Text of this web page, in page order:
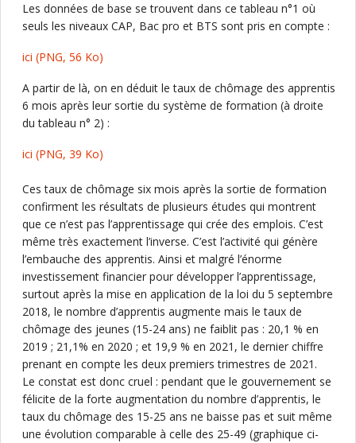
Les données de base se trouvent dans ce tableau n°1 où
seuls les niveaux CAP, Bac pro et BTS sont pris en compte :
ici (PNG, 56 Ko)
A partir de là, on en déduit le taux de chômage des apprentis
6 mois après leur sortie du système de formation (à droite
du tableau n° 2) :
ici (PNG, 39 Ko)
Ces taux de chômage six mois après la sortie de formation
confirment les résultats de plusieurs études qui montrent
que ce n’est pas l’apprentissage qui crée des emplois. C’est
même très exactement l’inverse. C’est l’activité qui génère
l’embauche des apprentis. Ainsi et malgré l’énorme
investissement financier pour développer l’apprentissage,
surtout après la mise en application de la loi du 5 septembre
2018, le nombre d’apprentis augmente mais le taux de
chômage des jeunes (15-24 ans) ne faiblit pas : 20,1 % en
2019 ; 21,1% en 2020 ; et 19,9 % en 2021, le dernier chiffre
prenant en compte les deux premiers trimestres de 2021.
Le constat est donc cruel : pendant que le gouvernement se
félicite de la forte augmentation du nombre d’apprentis, le
taux du chômage des 15-25 ans ne baisse pas et suit même
une évolution comparable à celle des 25-49 (graphique ci-